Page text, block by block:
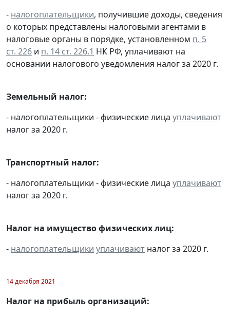
- налогоплательщики, получившие доходы, сведения
о которых представлены налоговыми агентами в
налоговые органы в порядке, установленном п. 5
ст. 226 и п. 14 ст. 226.1 НК РФ, уплачивают на
основании налогового уведомления налог за 2020 г.
Земельный налог:
- налогоплательщики - физические лица уплачивают
налог за 2020 г.
Транспортный налог:
- налогоплательщики - физические лица уплачивают
налог за 2020 г.
Налог на имущество физических лиц:
- налогоплательщики уплачивают налог за 2020 г.
14 декабря 2021
Налог на прибыль организаций: